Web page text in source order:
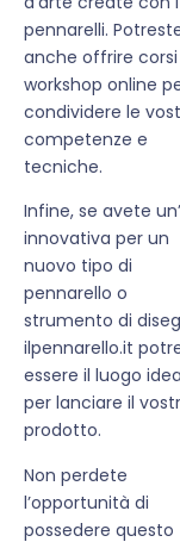
pennarelli.
anche offrire corsi
workshop online
condividere le
competenze e
tecniche.
Infine, se avete
innovativa per un
nuovo tipo di
pennarello o
strumento di
ilpennarello.it
essere il luogo
per lanciare il
prodotto.
Non perdete
l’opportunità di
possedere questo